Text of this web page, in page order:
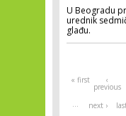
U Beogradu
urednik
glađu.
Pages
« first ‹
previous
…
next ›